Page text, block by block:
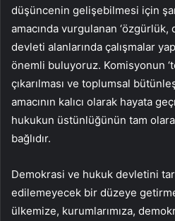
düşüncenin gelişebilmesi için
amacında vurgulanan
devleti alanlarında çalışmalar
önemli buluyoruz. Komisyonun
çıkarılması ve toplumsal
amacının kalıcı olarak hayata
hukukun üstünlüğünün tam
bağlıdır.
Demokrasi ve hukuk devletini
edilemeyecek bir düzeye
ülkemize, kurumlarımıza,